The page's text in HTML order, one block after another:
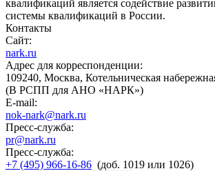
квалификаций является содействие
системы квалификаций в России.
Контакты
Сайт:
nark.ru
Адрес для корреспонденции:
109240, Москва, Котельническая
(В РСПП для АНО «НАРК»)
E-mail:
nok-nark@nark.ru
Пресс-служба:
pr@nark.ru
Пресс-служба:
+7 (495) 966-16-86 (доб. 1019 или 1026)